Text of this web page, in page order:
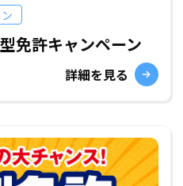
免許キャンペーン
詳細を見る